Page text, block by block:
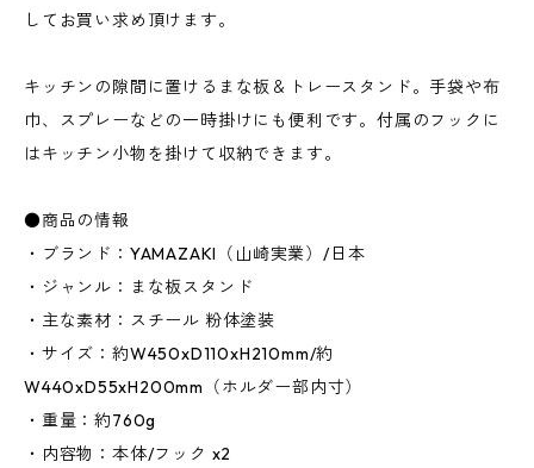
してお買い求め頂けます。
キッチンの隙間に置けるまな板＆トレースタンド。手袋や布
巾、スプレーなどの一時掛けにも便利です。付属のフックに
はキッチン小物を掛けて収納できます。
●商品の情報
・ブランド：YAMAZAKI（山崎実業）/日本
・ジャンル：まな板スタンド
・主な素材：スチール 粉体塗装
・サイズ：約W450xD110xH210mm/約
W440xD55xH200mm（ホルダー部内寸）
・重量：約760g
・内容物：本体/フック x2